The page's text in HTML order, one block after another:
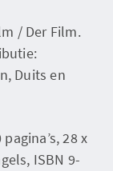
/ Der Film.
Duits en
28 x
ISBN 9-